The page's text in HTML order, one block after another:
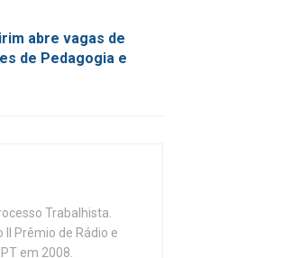
abre vagas de
de Pedagogia e
Trabalhista.
Prêmio de Rádio e
em 2008.